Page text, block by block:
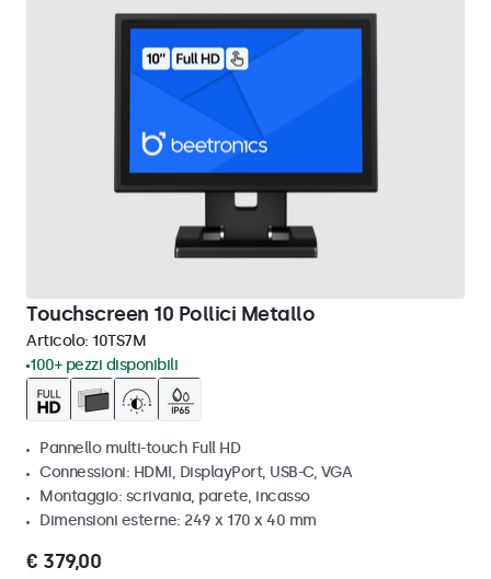
Touchscreen 10 Pollici Metallo
Articolo: 10TS7M
100+ pezzi disponibili
Pannello multi-touch Full HD
Connessioni: HDMI, DisplayPort, USB-C, VGA
Montaggio: scrivania, parete, incasso
Dimensioni esterne: 249 x 170 x 40 mm
€ 379,00